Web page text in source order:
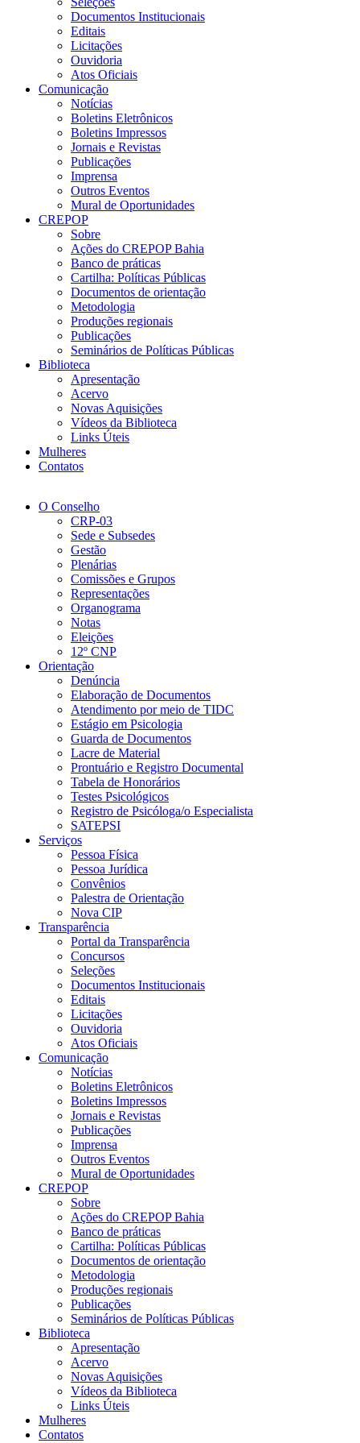
Documentos Institucionais
Editais
Licitações
Ouvidoria
Atos Oficiais
Comunicação
Notícias
Boletins Eletrônicos
Boletins Impressos
Jornais e Revistas
Publicações
Imprensa
Outros Eventos
Mural de Oportunidades
CREPOP
Sobre
Ações do CREPOP Bahia
Banco de práticas
Cartilha: Políticas Públicas
Documentos de orientação
Metodologia
Produções regionais
Publicações
Seminários de Políticas Públicas
Biblioteca
Apresentação
Acervo
Novas Aquisições
Vídeos da Biblioteca
Links Úteis
Mulheres
Contatos
O Conselho
CRP-03
Sede e Subsedes
Gestão
Plenárias
Comissões e Grupos
Representações
Organograma
Notas
Eleições
12º CNP
Orientação
Denúncia
Elaboração de Documentos
Atendimento por meio de TIDC
Estágio em Psicologia
Guarda de Documentos
Lacre de Material
Prontuário e Registro Documental
Tabela de Honorários
Testes Psicológicos
Registro de Psicóloga/o Especialista
SATEPSI
Serviços
Pessoa Física
Pessoa Jurídica
Convênios
Palestra de Orientação
Nova CIP
Transparência
Portal da Transparência
Concursos
Seleções
Documentos Institucionais
Editais
Licitações
Ouvidoria
Atos Oficiais
Comunicação
Notícias
Boletins Eletrônicos
Boletins Impressos
Jornais e Revistas
Publicações
Imprensa
Outros Eventos
Mural de Oportunidades
CREPOP
Sobre
Ações do CREPOP Bahia
Banco de práticas
Cartilha: Políticas Públicas
Documentos de orientação
Metodologia
Produções regionais
Publicações
Seminários de Políticas Públicas
Biblioteca
Apresentação
Acervo
Novas Aquisições
Vídeos da Biblioteca
Links Úteis
Mulheres
Contatos